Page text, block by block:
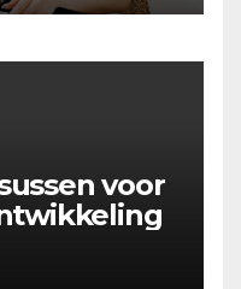
voor